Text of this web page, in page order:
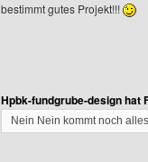
bestimmt gutes Projekt!!!
Hpbk-fundgrube-design hat
Nein Nein kommt noch